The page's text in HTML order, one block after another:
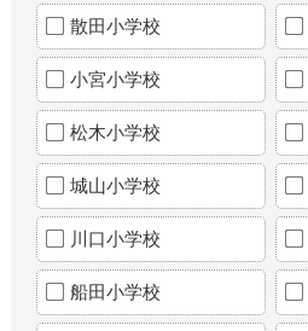
散田小学校
小宮小学校
松木小学校
城山小学校
川口小学校
船田小学校